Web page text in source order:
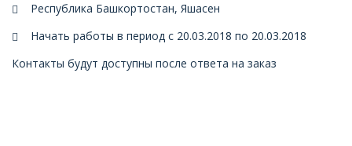
Республика Башкортостан, Яшасен
Начать работы в период с 20.03.2018 по 20.03.2018
Контакты будут доступны после ответа на заказ